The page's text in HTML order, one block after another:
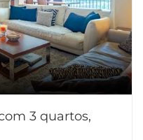
3 quartos,